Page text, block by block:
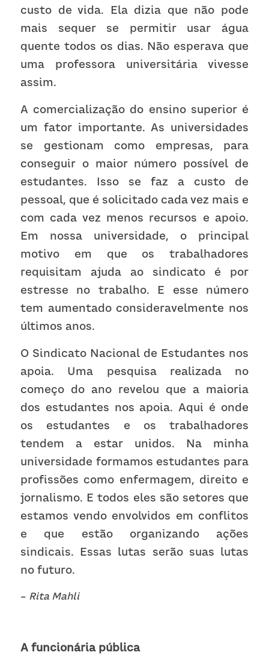
custo de vida. Ela dizia que não pode
mais sequer se permitir usar água
quente todos os dias. Não esperava que
uma professora universitária vivesse
assim.
A comercialização do ensino superior é
um fator importante. As universidades
se gestionam como empresas, para
conseguir o maior número possível de
estudantes. Isso se faz a custo de
pessoal, que é solicitado cada vez mais e
com cada vez menos recursos e apoio.
Em nossa universidade, o principal
motivo em que os trabalhadores
requisitam ajuda ao sindicato é por
estresse no trabalho. E esse número
tem aumentado consideravelmente nos
últimos anos.
O Sindicato Nacional de Estudantes nos
apoia. Uma pesquisa realizada no
começo do ano revelou que a maioria
dos estudantes nos apoia. Aqui é onde
os estudantes e os trabalhadores
tendem a estar unidos. Na minha
universidade formamos estudantes para
profissões como enfermagem, direito e
jornalismo. E todos eles são setores que
estamos vendo envolvidos em conflitos
e que estão organizando ações
sindicais. Essas lutas serão suas lutas
no futuro.
– Rita Mahli
A funcionária pública